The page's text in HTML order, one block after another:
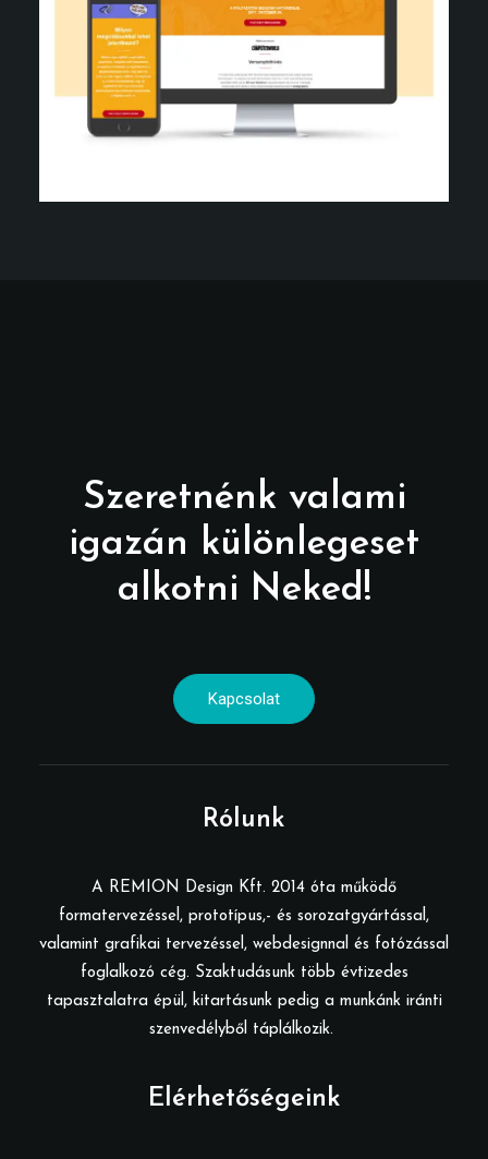
Szeretnénk valami
igazán különlegeset
alkotni Neked!
Kapcsolat
Rólunk
A REMION Design Kft. 2014 óta működő
formatervezéssel, prototípus,- és sorozatgyártással,
valamint grafikai tervezéssel, webdesignnal és fotózással
foglalkozó cég. Szaktudásunk több évtizedes
tapasztalatra épül, kitartásunk pedig a munkánk iránti
szenvedélyből táplálkozik.
Elérhetőségeink